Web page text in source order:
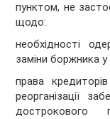
пунктом, не
щодо:
необхідності
заміни боржника у
права
реорганізації